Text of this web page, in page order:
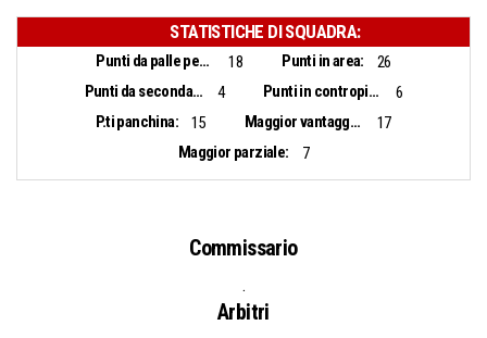
STATISTICHE DI SQUADRA:
Punti da palle perse: 18 Punti in area:
26
Punti da seconda opportunità:
4 Punti in contropiede:
6
P.ti panchina:
15 Maggior vantaggio:
17
Maggior parziale:
7
Commissario
.
Arbitri